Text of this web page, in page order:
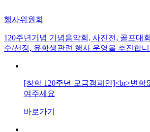
행사위원회
120주년기념 기념음악회, 사진전, 골프대
수/선정, 유학생관련 행사 운영을 추진합
[창학 120주년 모금캠페인]<br>변함
여주세요
바로가기